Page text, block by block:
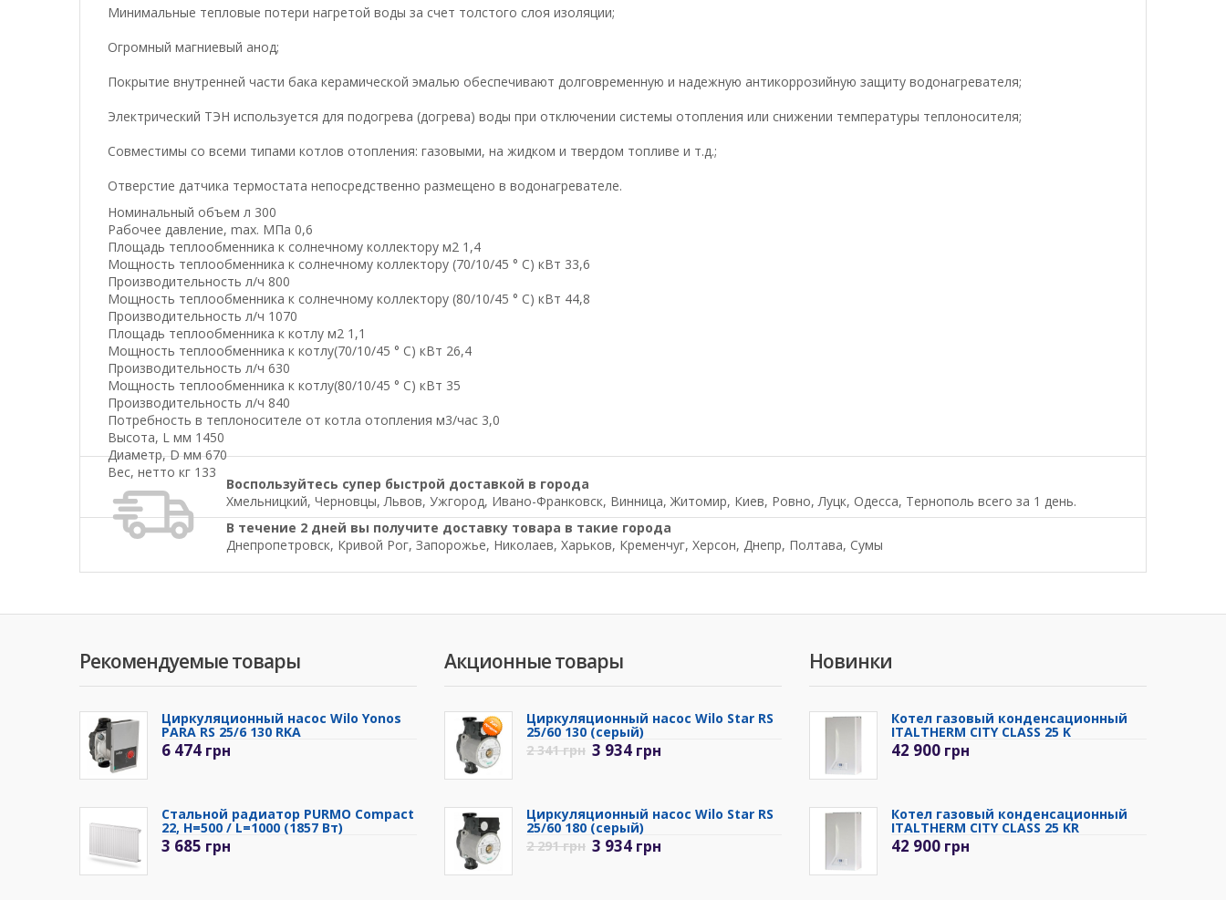
Минимальные тепловые потери нагретой воды за счет толстого слоя изоляции;
Огромный магниевый анод;
Покрытие внутренней части бака керамической эмалью обеспечивают долговременную и надежную антикоррозийную защиту водонагревателя;
Электрический ТЭН используется для подогрева (догрева) воды при отключении системы отопления или снижении температуры теплоносителя;
Совместимы со всеми типами котлов отопления: газовыми, на жидком и твердом топливе и т.д.;
Отверстие датчика термостата непосредственно размещено в водонагревателе.
Номинальный объем л 300
Рабочее давление, max. МПа 0,6
Площадь теплообменника к солнечному коллектору м2 1,4
Мощность теплообменника к солнечному коллектору (70/10/45 ° С) кВт 33,6
Производительность л/ч 800
Мощность теплообменника к солнечному коллектору (80/10/45 ° С) кВт 44,8
Производительность л/ч 1070
Площадь теплообменника к котлу м2 1,1
Мощность теплообменника к котлу(70/10/45 ° С) кВт 26,4
Производительность л/ч 630
Мощность теплообменника к котлу(80/10/45 ° С) кВт 35
Производительность л/ч 840
Потребность в теплоносителе от котла отопления м3/час 3,0
Высота, L мм 1450
Диаметр, D мм 670
Вес, нетто кг 133
Воспользуйтесь супер быстрой доставкой в города
Хмельницкий, Черновцы, Львов, Ужгород, Ивано-Франковск, Винница, Житомир, Киев, Ровно, Луцк, Одесса, Тернополь всего за 1 день.
В течение 2 дней вы получите доставку товара в такие города
Днепропетровск, Кривой Рог, Запорожье, Николаев, Харьков, Кременчуг, Херсон, Днепр, Полтава, Сумы
Рекомендуемые товары
Циркуляционный насос Wilo Yonos
PARA RS 25/6 130 RKA
6 474 грн
Стальной радиатор PURMO Compact
22, H=500 / L=1000 (1857 Вт)
3 685 грн
Акционные товары
Циркуляционный насос Wilo Star RS
25/60 130 (серый)
2 341грн 3 934 грн
Циркуляционный насос Wilo Star RS
25/60 180 (серый)
2 291грн 3 934 грн
Новинки
Котел газовый конденсационный
ITALTHERM CITY CLASS 25 K
42 900 грн
Котел газовый конденсационный
ITALTHERM CITY CLASS 25 KR
42 900 грн